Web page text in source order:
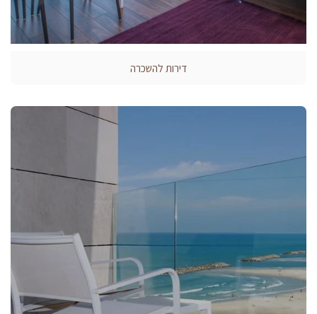
דירות להשכרה